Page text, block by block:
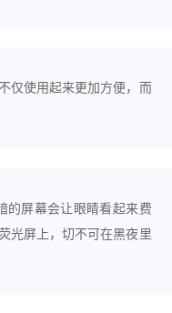
仅使用起来更加方便，而
的屏幕会让眼睛看起来费
光屏上，切不可在黑夜里